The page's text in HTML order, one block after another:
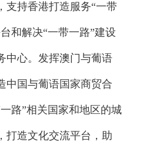
支持香港打造服务“一带
和解决“一带一路”建设
中心。发挥澳门与葡语
中国与葡语国家商贸合
路”相关国家和地区的城
打造文化交流平台，助